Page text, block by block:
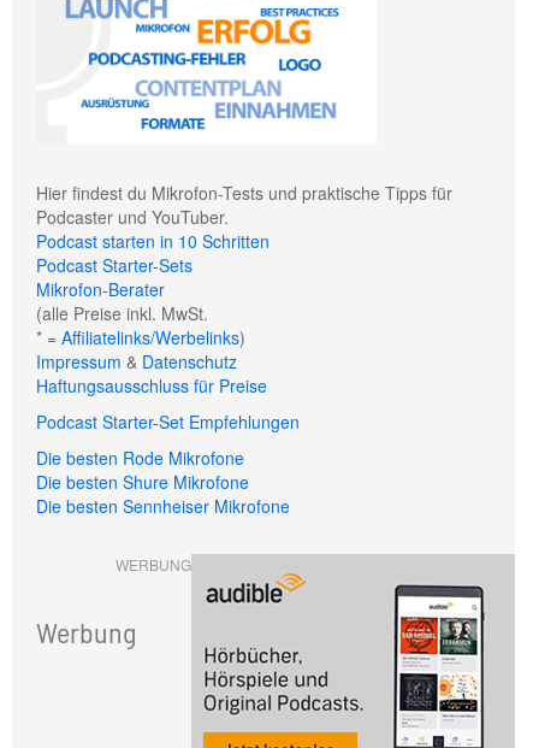
Hier findest du Mikrofon-Tests und praktische Tipps für
Podcaster und YouTuber.
Podcast starten in 10 Schritten
Podcast Starter-Sets
Mikrofon-Berater
(alle Preise inkl. MwSt.
* = Affiliatelinks/Werbelinks)
Impressum & Datenschutz
Haftungsausschluss für Preise
Podcast Starter-Set Empfehlungen
Die besten Rode Mikrofone
Die besten Shure Mikrofone
Die besten Sennheiser Mikrofone
WERBUNG
Werbung